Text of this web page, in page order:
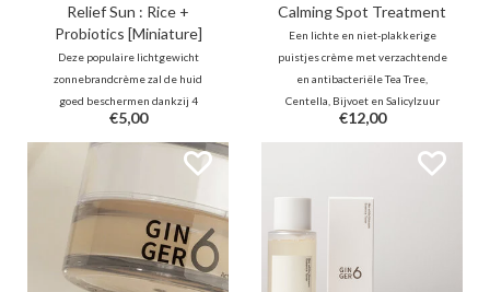
Relief Sun : Rice +
Probiotics [Miniature]
Deze populaire lichtgewicht
zonnebrandcrème zal de huid
goed beschermen dankzij 4
nieuwe generatie UV-filters.
Deze verzorgende formule bevat
probiotica om de huidbarrière te
kalmeren, beschermen en
versterken.
€5,00
Calming Spot Treatment
Een lichte en niet-plakkerige
puistjes crème met verzachtende
en antibacteriële Tea Tree,
Centella, Bijvoet en Salicylzuur
om druk, irritatie en roodheid
onmiddellijk te verminderen.
Panthenol, sojaolie en retinol
huidherstel.
€12,00